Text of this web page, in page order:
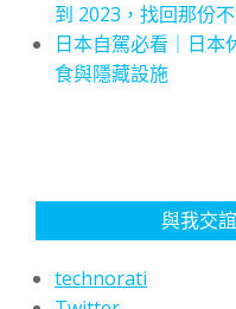
到 2023，找回那份
日本自駕必看｜日本
食與隱藏設施
與我交
technorati